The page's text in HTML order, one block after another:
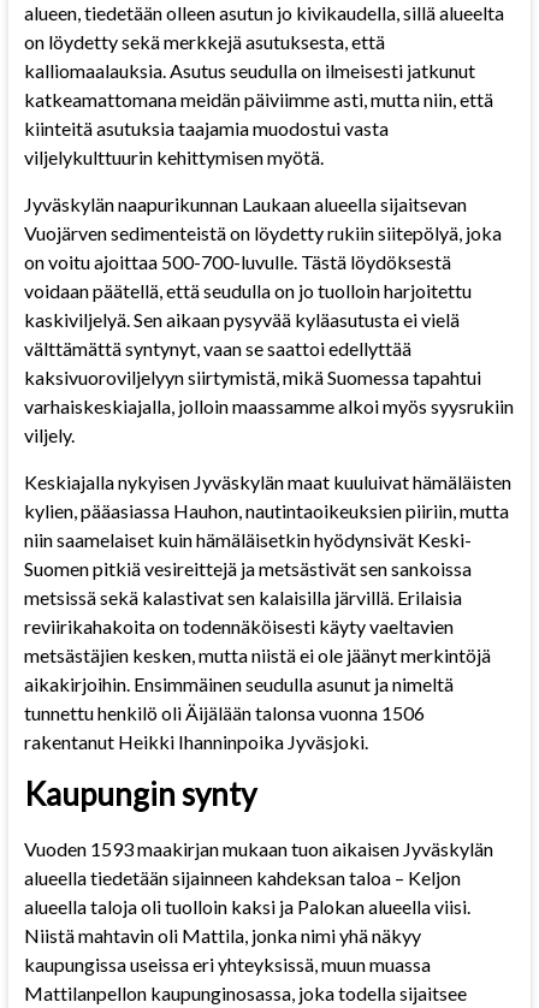
alueen, tiedetään olleen asutun jo kivikaudella, sillä alueelta
on löydetty sekä merkkejä asutuksesta, että
kalliomaalauksia. Asutus seudulla on ilmeisesti jatkunut
katkeamattomana meidän päiviimme asti, mutta niin, että
kiinteitä asutuksia taajamia muodostui vasta
viljelykulttuurin kehittymisen myötä.
Jyväskylän naapurikunnan Laukaan alueella sijaitsevan
Vuojärven sedimenteistä on löydetty rukiin siitepölyä, joka
on voitu ajoittaa 500-700-luvulle. Tästä löydöksestä
voidaan päätellä, että seudulla on jo tuolloin harjoitettu
kaskiviljelyä. Sen aikaan pysyvää kyläasutusta ei vielä
välttämättä syntynyt, vaan se saattoi edellyttää
kaksivuoroviljelyyn siirtymistä, mikä Suomessa tapahtui
varhaiskeskiajalla, jolloin maassamme alkoi myös syysrukiin
viljely.
Keskiajalla nykyisen Jyväskylän maat kuuluivat hämäläisten
kylien, pääasiassa Hauhon, nautintaoikeuksien piiriin, mutta
niin saamelaiset kuin hämäläisetkin hyödynsivät Keski-
Suomen pitkiä vesireittejä ja metsästivät sen sankoissa
metsissä sekä kalastivat sen kalaisilla järvillä. Erilaisia
reviirikahakoita on todennäköisesti käyty vaeltavien
metsästäjien kesken, mutta niistä ei ole jäänyt merkintöjä
aikakirjoihin. Ensimmäinen seudulla asunut ja nimeltä
tunnettu henkilö oli Äijälään talonsa vuonna 1506
rakentanut Heikki Ihanninpoika Jyväsjoki.
Kaupungin synty
Vuoden 1593 maakirjan mukaan tuon aikaisen Jyväskylän
alueella tiedetään sijainneen kahdeksan taloa – Keljon
alueella taloja oli tuolloin kaksi ja Palokan alueella viisi.
Niistä mahtavin oli Mattila, jonka nimi yhä näkyy
kaupungissa useissa eri yhteyksissä, muun muassa
Mattilanpellon kaupunginosassa, joka todella sijaitsee